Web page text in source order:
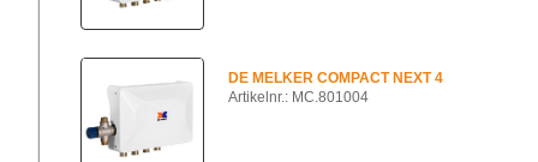
DE MELKER COMPACT NEXT 4
Artikelnr.: MC.801004